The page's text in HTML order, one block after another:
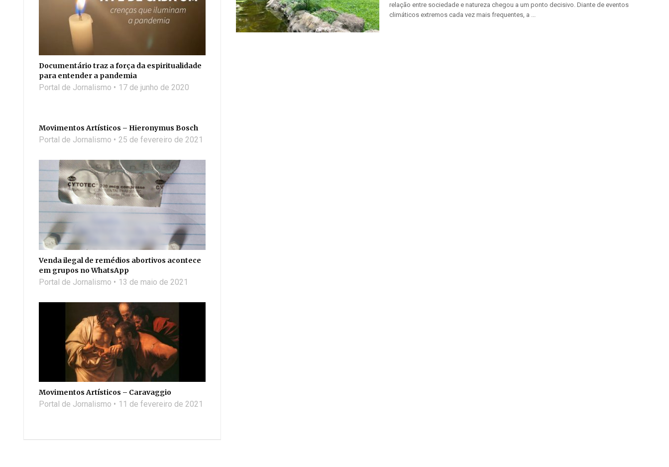
relação entre sociedade e natureza chegou a um ponto decisivo. Diante de eventos
climáticos extremos cada vez mais frequentes, a ...
Documentário traz a força da espiritualidade
para entender a pandemia
Portal de Jornalismo 17 de junho de 2020
Movimentos Artísticos – Hieronymus Bosch
Portal de Jornalismo 25 de fevereiro de 2021
Venda ilegal de remédios abortivos acontece
em grupos no WhatsApp
Portal de Jornalismo 13 de maio de 2021
Movimentos Artísticos – Caravaggio
Portal de Jornalismo 11 de fevereiro de 2021